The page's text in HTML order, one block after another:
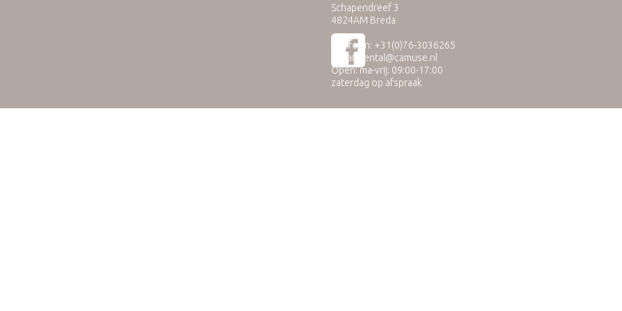
Schapendreef 3
4824AM Breda
Telefoon: +31(0)76-3036265
E-mail:
rental@camuse.nl
Open: ma-vrij: 09:00-17:00
zaterdag op afspraak